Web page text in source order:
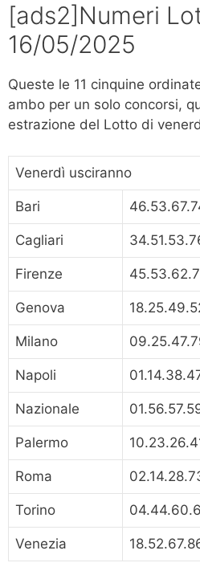
[ads2]Numeri
16/05/2025
Queste le 11 cinquine
ambo per un solo concorsi,
estrazione del Lotto di
Venerdì usciranno
Bari
Cagliari
Firenze
Genova
Milano
Napoli
Nazionale
Palermo
Roma
Torino
Venezia